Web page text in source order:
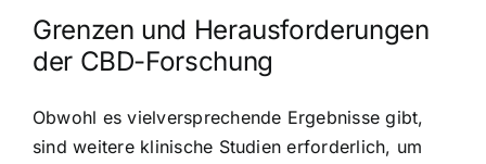
Grenzen und Herausforderungen
der CBD-Forschung
Obwohl es vielversprechende Ergebnisse gibt,
sind weitere klinische Studien erforderlich, um